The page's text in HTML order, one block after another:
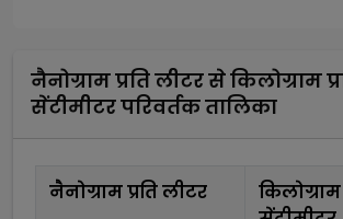
नैनोग्राम प्रति लीटरसेकिलोग्राम
सेंटीमीटरपरिवर्तक तालिका
नैनोग्राम प्रति लीटर